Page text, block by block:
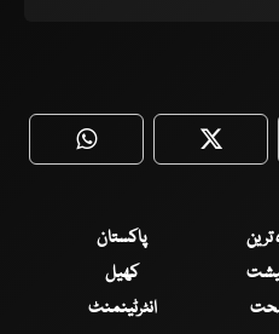
WhatsApp Twitter
ترین
پاکستان
کھیل
انٹرٹینمنٹ